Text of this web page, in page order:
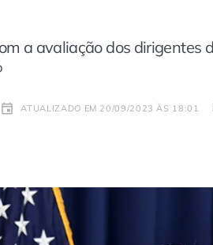
a avaliação dos dirigentes
ATUALIZADO EM 20/09/2023 ÀS 18:01